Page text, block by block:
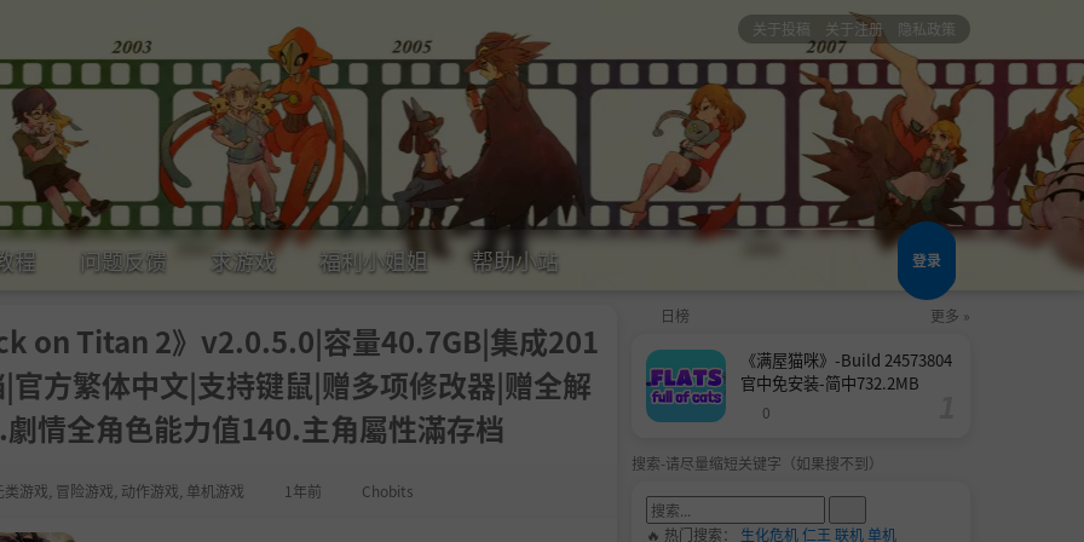
关于投稿 关于注册 隐私政策
程 问题反馈 求游戏 福利小姐姐 帮助小站 登录
on Titan 2》v2.0.5.0|容量40.7GB|集成201
方繁体中文|支持键鼠|赠多项修改器|赠全解
情全角色能力值140.主角屬性滿存档
游戏 冒险游戏 动作游戏 单机游戏 1年前 Chobits
日榜 更多 »
《满屋猫咪》-Build 24573804
官中免安装-简中732.2MB
0
搜索-请尽量缩短关键字（如果搜不到）
🔥 热门搜索： 生化危机仁王 联机单机